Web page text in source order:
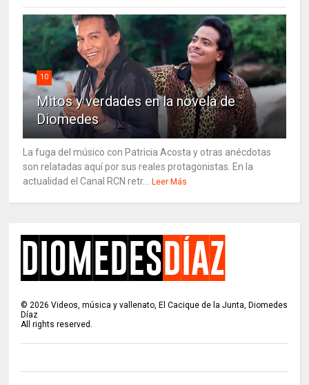
10
Mitos y verdades en la novela de
Diomedes
La fuga del músico con Patricia Acosta y otras anécdotas
son relatadas aquí por sus reales protagonistas. En la
actualidad el Canal RCN retr...
Leer Más
©2026 Videos, música y vallenato, El Cacique de la Junta, Diomedes
Díaz
All rights reserved.